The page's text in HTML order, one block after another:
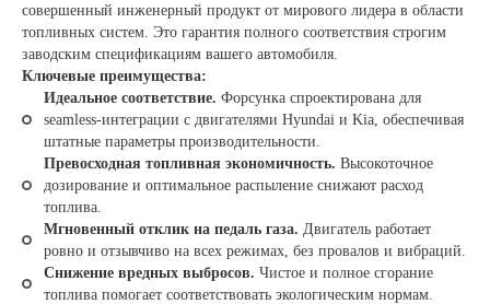
совершенный инженерный продукт от мирового лидера в области
топливных систем. Это гарантия полного соответствия строгим
заводским спецификациям вашего автомобиля.
Ключевые преимущества:
Идеальное соответствие. Форсунка спроектирована для
seamless-интеграции с двигателями Hyundai и Kia, обеспечивая
штатные параметры производительности.
Превосходная топливная экономичность. Высокоточное
дозирование и оптимальное распыление снижают расход
топлива.
Мгновенный отклик на педаль газа. Двигатель работает
ровно и отзывчиво на всех режимах, без провалов и вибраций.
Снижение вредных выбросов. Чистое и полное сгорание
топлива помогает соответствовать экологическим нормам.